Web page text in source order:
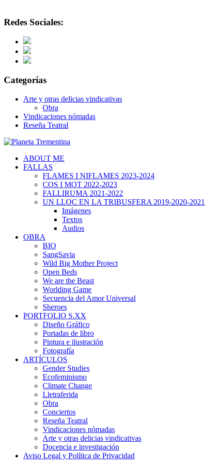
Redes Sociales:
Categorías
Arte y otras delicias vindicativas
Obra
Vindicaciones nómadas
Reseña Teatral
ABOUT ME
FALLAS
FLAMES I NIFLAMES 2023-2024
COS I MOT 2022-2023
FALLIRUMA 2021-2022
UN LLOC EN LA TRIBUSFERA 2019-2020-2021
Imágenes
Textos
Audios
OBRA
BIO
SangSavia
Wild Big Mother Project
Open Beds
We are the Beast
Worlding Game
Secuencia del Amor Universal
Sheroes
PORTFOLIO S.XX
Diseño Gráfico
Portadas de libro
Pintura e ilustración
Fotografía
ARTÍCULOS
Gender Studies
Ecofeminismo
Climate Change
Lletraferida
Obra
Conciertos
Reseña Teatral
Vindicaciones nómadas
Arte y otras delicias vindicativas
Docencia e investigación
Aviso Legal y Política de Privacidad